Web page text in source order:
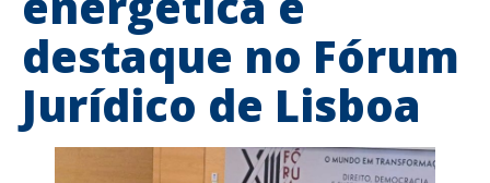
destaque no Fórum
Jurídico de Lisboa